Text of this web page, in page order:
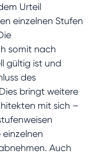
Urteil
einzelnen Stufen
somit nach
gültig ist und
des
bringt weitere
mit sich –
Auch